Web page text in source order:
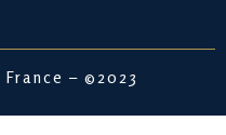
France – ©2023